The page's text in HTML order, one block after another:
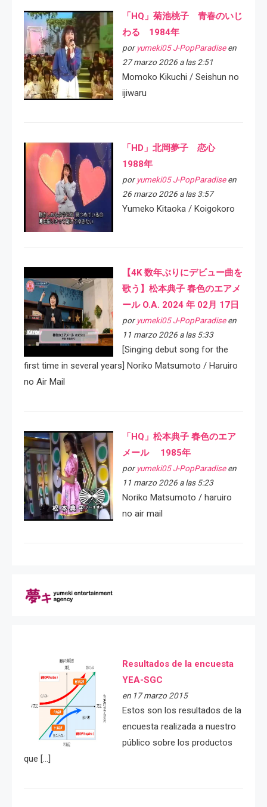
「HQ」菊池桃子 青春のいじ
わる 1984年
por yumeki05 J-PopParadiseen
27 marzo 2026 a las 2:51
Momoko Kikuchi / Seishun no
ijiwaru
「HD」北岡夢子 恋心
1988年
por yumeki05 J-PopParadiseen
26 marzo 2026 a las 3:57
Yumeko Kitaoka / Koigokoro
【4K 数年ぶりにデビュー曲を
歌う】松本典子 春色のエアメ
ール O.A. 2024 年 02月 17日
por yumeki05 J-PopParadiseen
11 marzo 2026 a las 5:33
[Singing debut song for the
first time in several years] Noriko Matsumoto / Haruiro
no Air Mail
「HQ」松本典子 春色のエア
メール 1985年
por yumeki05 J-PopParadiseen
11 marzo 2026 a las 5:23
Noriko Matsumoto / haruiro
no air mail
Resultados de la encuesta
YEA-SGC
en 17 marzo 2015
Estos son los resultados de la
encuesta realizada a nuestro
público sobre los productos
que […]